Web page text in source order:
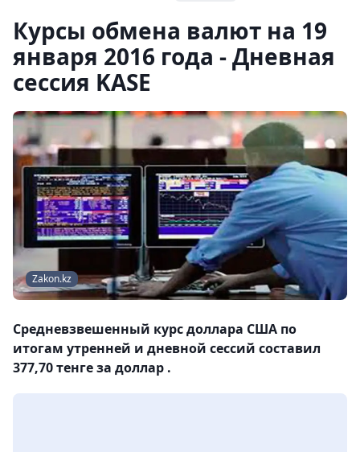
Курсы обмена валют на 19
января 2016 года - Дневная
сессия KASE
Zakon.kz
Средневзвешенный курс доллара США по
итогам утренней и дневной сессий составил
377,70 тенге за доллар .